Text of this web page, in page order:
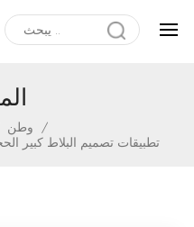
وطن
/
تطبيقات تصميم البلاط كبير